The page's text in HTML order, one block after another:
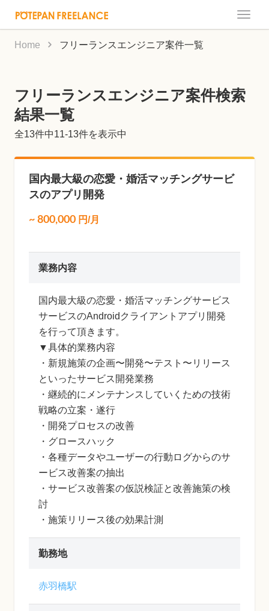
Toggle
Home フリーランスエンジニア案件一覧
フリーランスエンジニア案件検索
結果一覧
全13件中11-13件を表示中
国内最大級の恋愛・婚活マッチングサービ
スのアプリ開発
~ 800,000 円/月
業務内容
国内最大級の恋愛・婚活マッチングサービス
サービスのAndroidクライアントアプリ開発
を行って頂きます。
▼具体的業務内容
・新規施策の企画〜開発〜テスト〜リリース
といったサービス開発業務
・継続的にメンテナンスしていくための技術
戦略の立案・遂行
・開発プロセスの改善
・グロースハック
・各種データやユーザーの行動ログからのサ
ービス改善案の抽出
・サービス改善案の仮説検証と改善施策の検
討
・施策リリース後の効果計測
勤務地
赤羽橋駅